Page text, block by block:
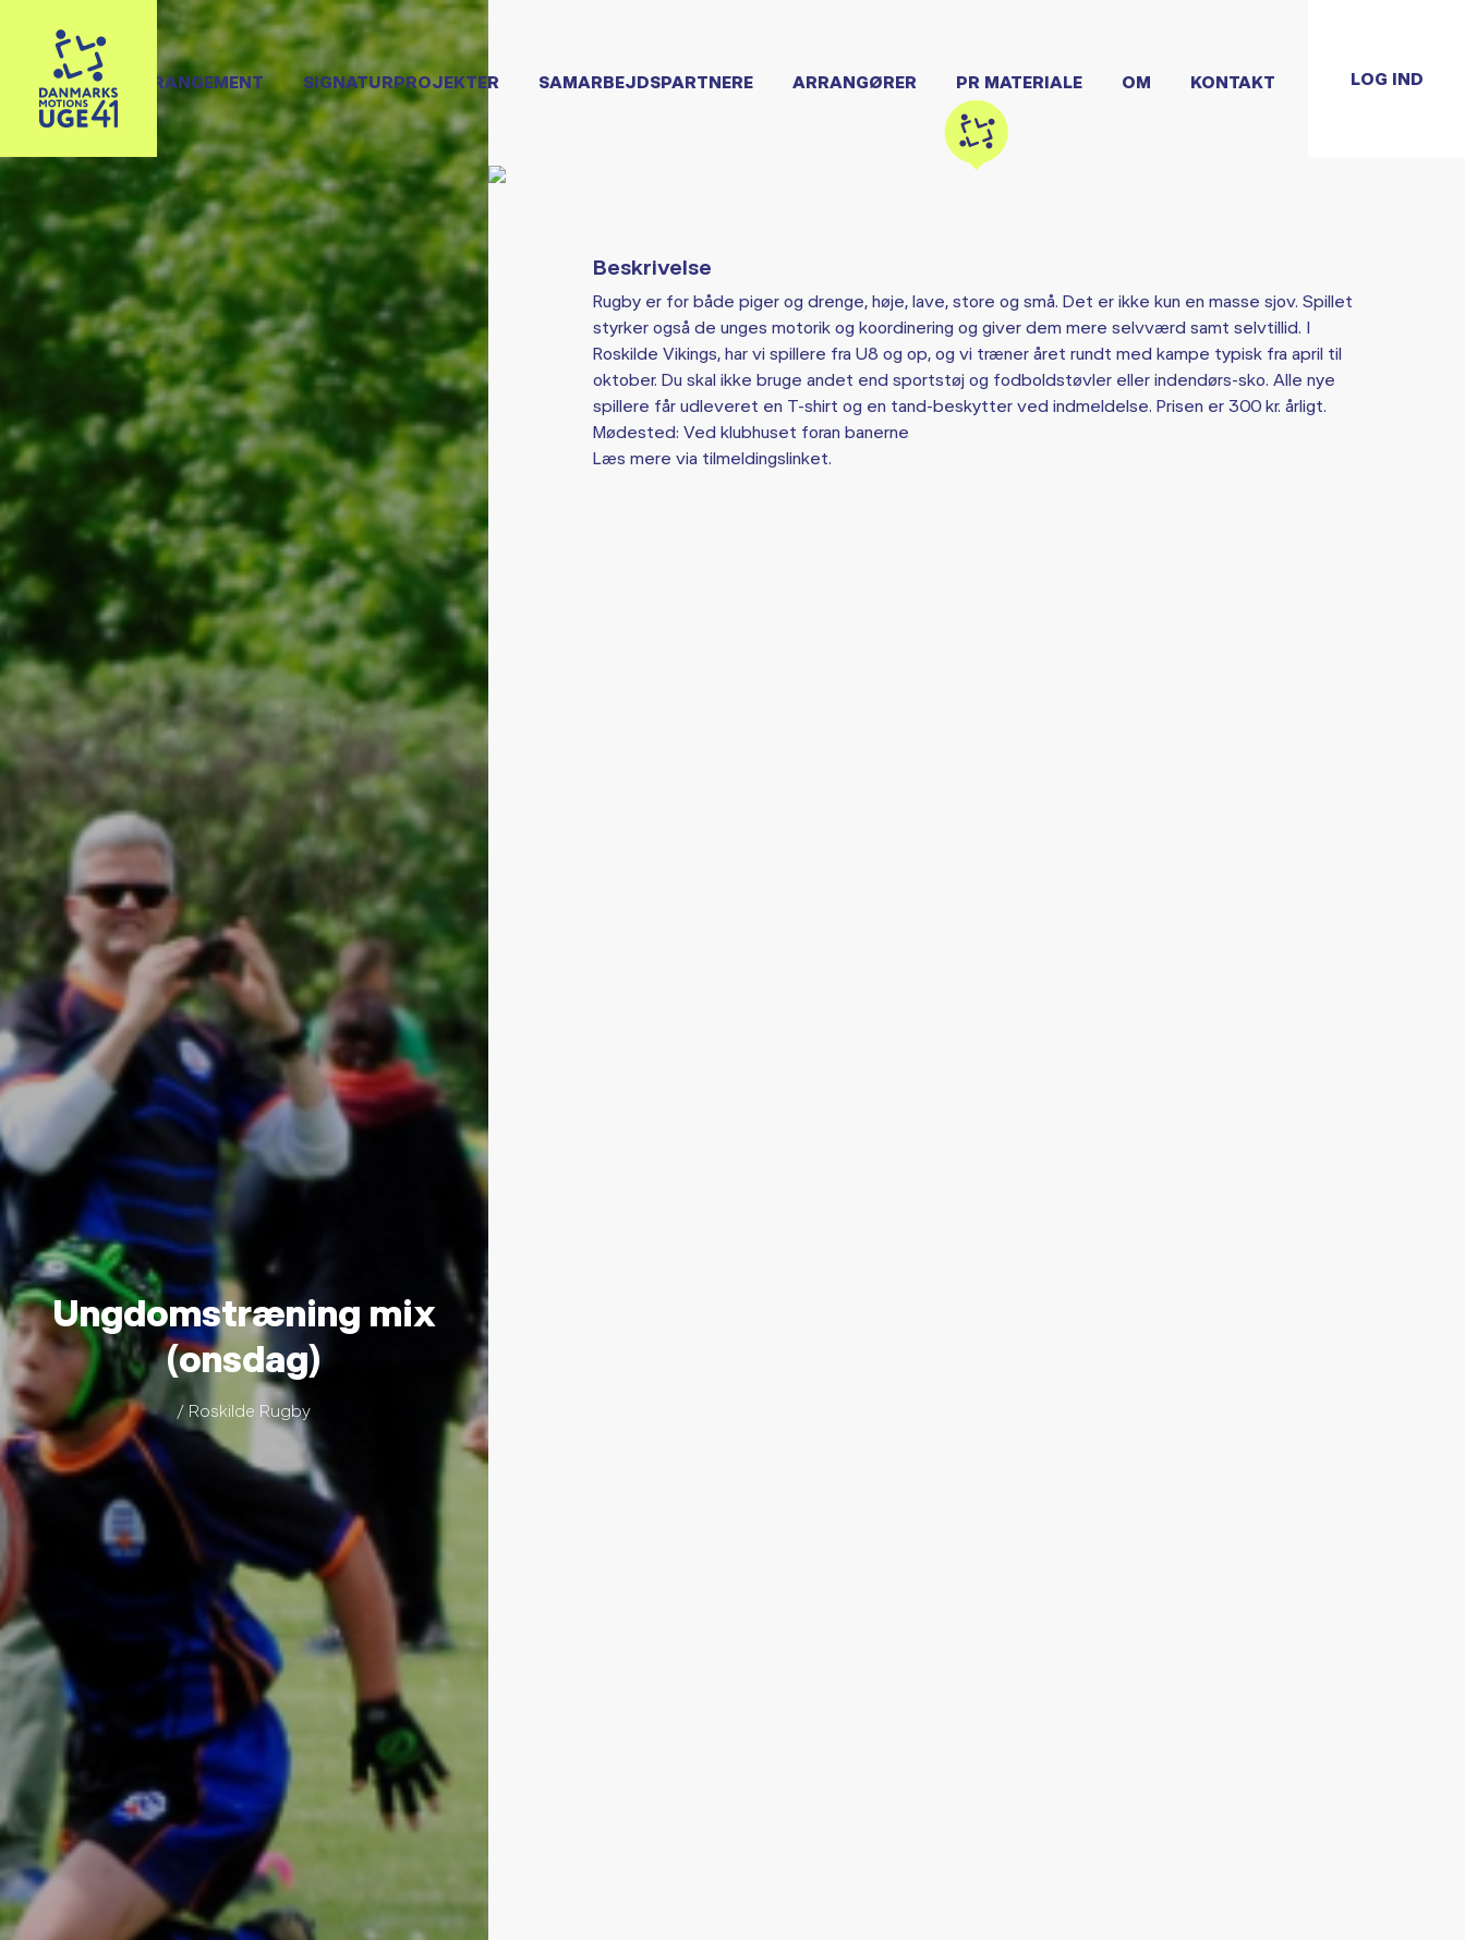
OPRET ARRANGEMENT SIGNATURPROJEKTER SAMARBEJDSPARTNERE ARRANGØRER PR MATERIALE OM KONTAKT LOG IND
Ungdomstræning mix
(onsdag)
/ Roskilde Rugby
Beskrivelse
Rugby er for både piger og drenge, høje, lave, store og små. Det er ikke kun en masse sjov. Spillet
styrker også de unges motorik og koordinering og giver dem mere selvværd samt selvtillid. I
Roskilde Vikings, har vi spillere fra U8 og op, og vi træner året rundt med kampe typisk fra april til
oktober. Du skal ikke bruge andet end sportstøj og fodboldstøvler eller indendørs-sko. Alle nye
spillere får udleveret en T-shirt og en tand-beskytter ved indmeldelse. Prisen er 300 kr. årligt.
Mødested: Ved klubhuset foran banerne
Læs mere via tilmeldingslinket.